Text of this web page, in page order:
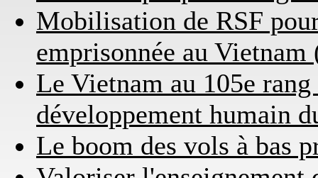
Mobilisation de RSF
emprisonnée au
Le Vietnam au 105e
développement humain
Le boom des vols à bas